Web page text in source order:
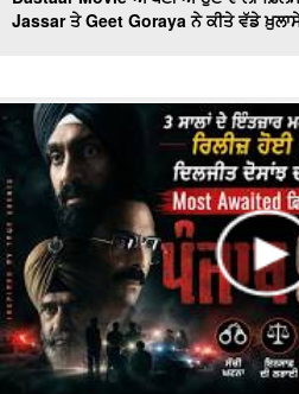
Jassar ਤੇ Geet Goraya ਨੇ ਕੀਤੇ ਵੱਡੇ